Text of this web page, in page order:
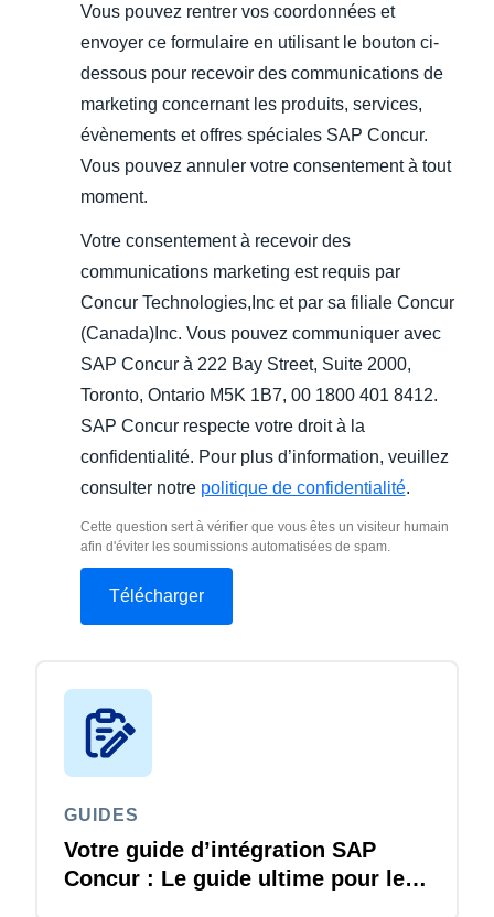
Vous pouvez rentrer vos coordonnées et
envoyer ce formulaire en utilisant le bouton ci-
dessous pour recevoir des communications de
marketing concernant les produits, services,
évènements et offres spéciales SAP Concur.
Vous pouvez annuler votre consentement à tout
moment.
Votre consentement à recevoir des
communications marketing est requis par
Concur Technologies,Inc et par sa filiale Concur
(Canada)Inc. Vous pouvez communiquer avec
SAP Concur à 222 Bay Street, Suite 2000,
Toronto, Ontario M5K 1B7, 00 1800 401 8412.
SAP Concur respecte votre droit à la
confidentialité. Pour plus d’information, veuillez
consulter notre politique de confidentialité.
Cette question sert à vérifier que vous êtes un visiteur humain
afin d'éviter les soumissions automatisées de spam.
GUIDES
Votre guide d’intégration SAP
Concur : Le guide ultime pour les